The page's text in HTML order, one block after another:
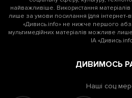
найважливіше. Використання
лише за умови посилання (для інтернет-
«Дивись.info» не нижче першого
мультимедійних матеріалів можливе
ІА
ДИВИМОСЬ
Наші соц